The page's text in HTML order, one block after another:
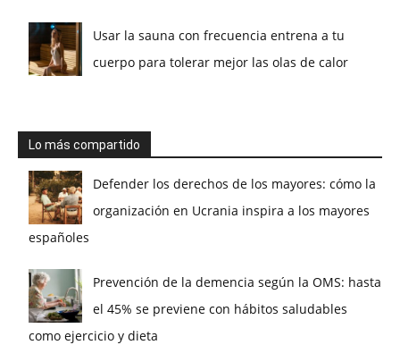
Usar la sauna con frecuencia entrena a tu
cuerpo para tolerar mejor las olas de calor
Lo más compartido
Defender los derechos de los mayores: cómo la
organización en Ucrania inspira a los mayores
españoles
Prevención de la demencia según la OMS: hasta
el 45% se previene con hábitos saludables
como ejercicio y dieta